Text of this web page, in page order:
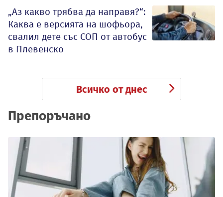
„Аз какво трябва да направя?“:
Каква е версията на шофьора,
свалил дете със СОП от автобус
в Плевенско
Всичко от днес
Препоръчано